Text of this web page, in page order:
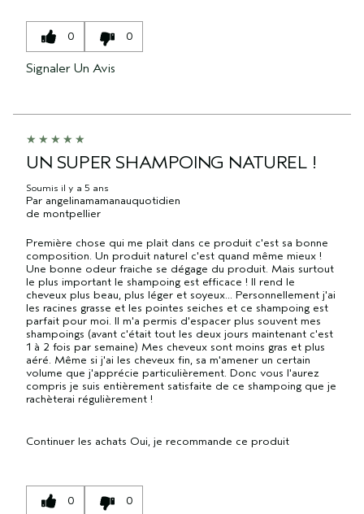
0 0
Signaler Un Avis
UN SUPER SHAMPOING NATUREL !
Soumis il y a 5 ans
Par angelinamamanauquotidien
de montpellier
Première chose qui me plait dans ce produit c'est sa bonne
composition. Un produit naturel c'est quand même mieux !
Une bonne odeur fraiche se dégage du produit. Mais surtout
le plus important le shampoing est efficace ! Il rend le
cheveux plus beau, plus léger et soyeux... Personnellement j'ai
les racines grasse et les pointes seiches et ce shampoing est
parfait pour moi. Il m'a permis d'espacer plus souvent mes
shampoings (avant c'était tout les deux jours maintenant c'est
1 à 2 fois par semaine) Mes cheveux sont moins gras et plus
aéré. Même si j'ai les cheveux fin, sa m'amener un certain
volume que j'apprécie particulièrement. Donc vous l'aurez
compris je suis entièrement satisfaite de ce shampoing que je
rachèterai régulièrement !
Continuer les achats Oui, je recommande ce produit
0 0